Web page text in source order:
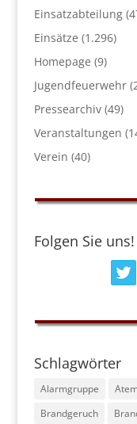
Einsatzabteilung
Einsätze (1.296)
Homepage (9)
Jugendfeuerwehr
Pressearchiv(49)
Veranstaltungen
Verein (40)
Folgen Sie uns!
Schlagwörter
Alarmgruppe
Brandgeruch